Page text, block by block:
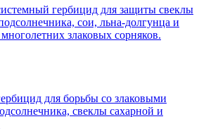
гербицид для защиты свеклы
сои, льна-долгунца и
злаковых сорняков.
для борьбы со злаковыми
свеклы сахарной и